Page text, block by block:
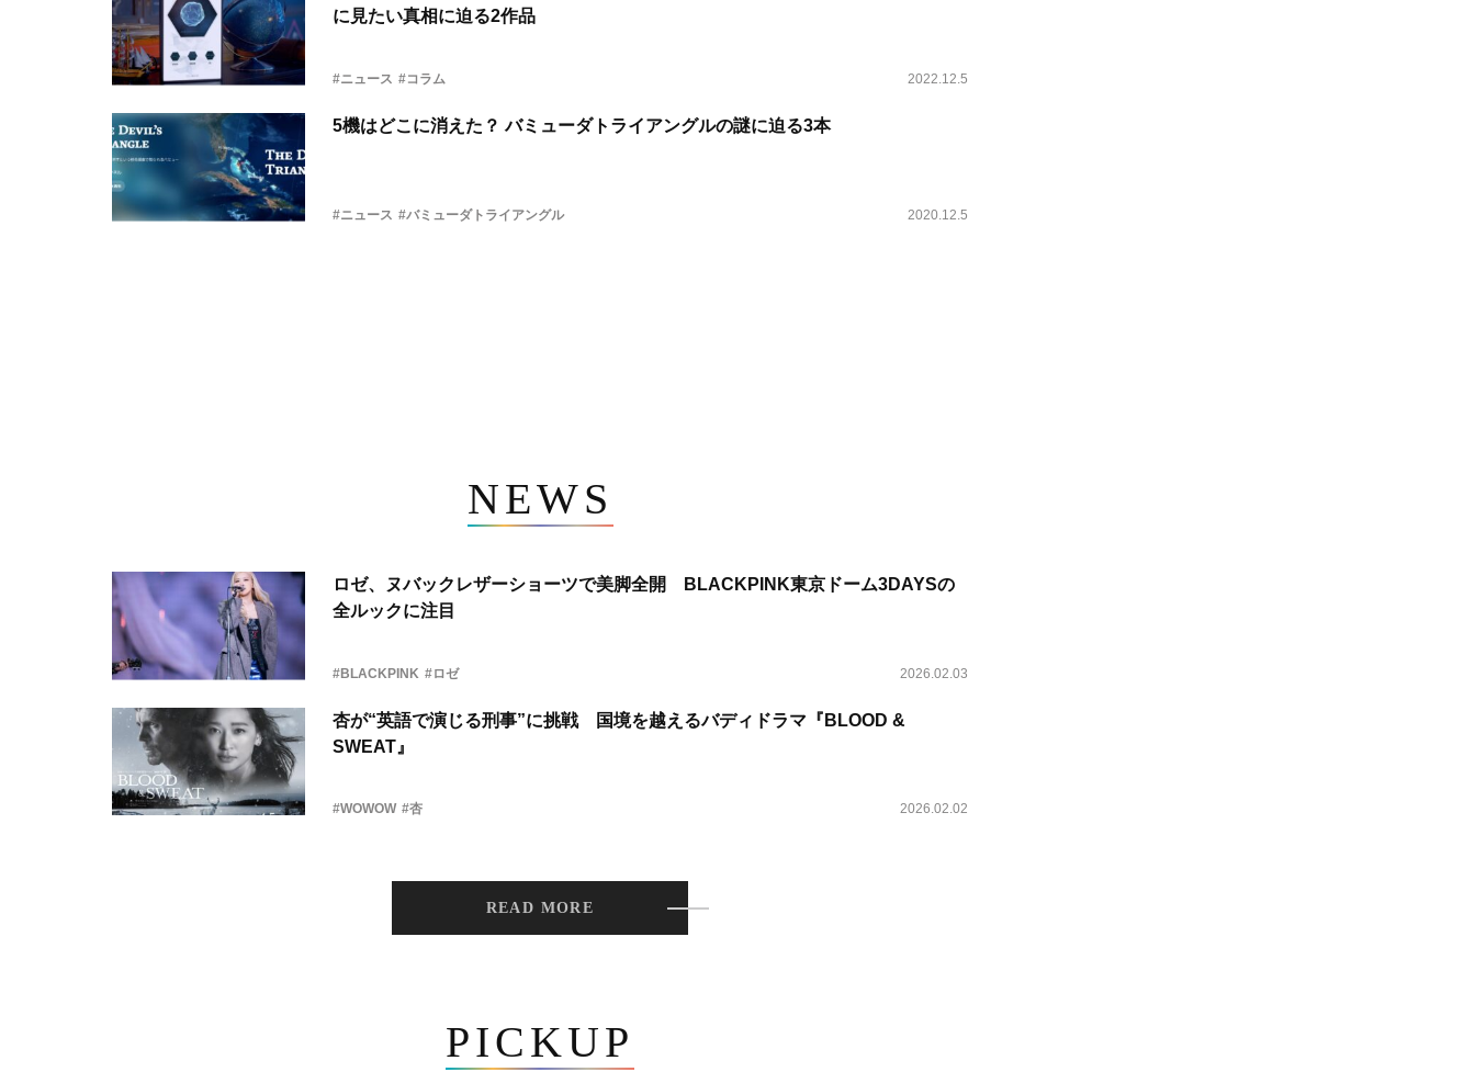
に見たい真相に迫る2作品
#ニュース #コラム 2022.12.5
5機はどこに消えた？ バミューダトライアングルの謎に迫る3本
#ニュース #バミューダトライアングル 2020.12.5
NEWS
ロゼ、ヌバックレザーショーツで美脚全開 BLACKPINK東京ドーム3DAYSの
全ルックに注目
#BLACKPINK #ロゼ 2026.02.03
杏が“英語で演じる刑事”に挑戦 国境を越えるバディドラマ『BLOOD &
SWEAT』
#WOWOW #杏 2026.02.02
READ MORE
PICKUP